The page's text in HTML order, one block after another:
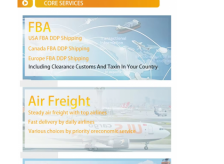
Produkty
O nas
Wycieczka po fabryce
Kontrola jakości
Skontaktuj się z nami
Rozmawiaj teraz.
Spedycja Międzynarodowa